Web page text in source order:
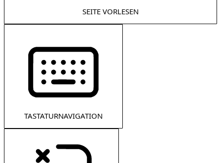
SEITE VORLESEN
TASTATURNAVIGATION